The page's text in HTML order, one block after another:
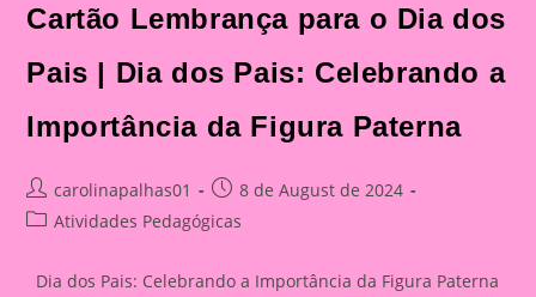
Cartão Lembrança para o Dia dos
Pais | Dia dos Pais: Celebrando a
Importância da Figura Paterna
Post
author:
carolinapalhas01
Post
published:
8 de August de 2024
PostAtividades Pedagógicas
Dia dos Pais: Celebrando a Importância da Figura Paterna